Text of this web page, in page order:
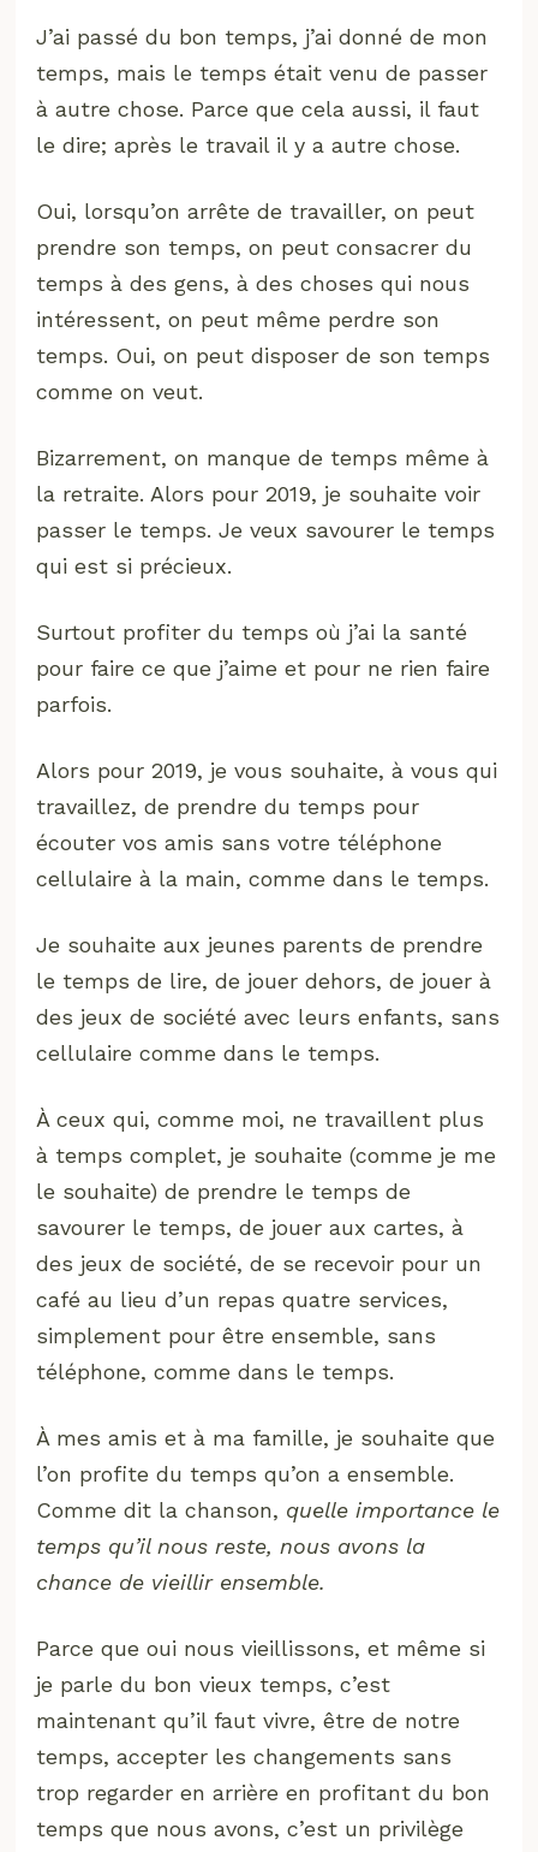
J’ai passé du bon temps, j’ai donné de mon
temps, mais le temps était venu de passer
à autre chose. Parce que cela aussi, il faut
le dire; après le travail il y a autre chose.
Oui, lorsqu’on arrête de travailler, on peut
prendre son temps, on peut consacrer du
temps à des gens, à des choses qui nous
intéressent, on peut même perdre son
temps. Oui, on peut disposer de son temps
comme on veut.
Bizarrement, on manque de temps même à
la retraite. Alors pour 2019, je souhaite voir
passer le temps. Je veux savourer le temps
qui est si précieux.
Surtout profiter du temps où j’ai la santé
pour faire ce que j’aime et pour ne rien faire
parfois.
Alors pour 2019, je vous souhaite, à vous qui
travaillez, de prendre du temps pour
écouter vos amis sans votre téléphone
cellulaire à la main, comme dans le temps.
Je souhaite aux jeunes parents de prendre
le temps de lire, de jouer dehors, de jouer à
des jeux de société avec leurs enfants, sans
cellulaire comme dans le temps.
À ceux qui, comme moi, ne travaillent plus
à temps complet, je souhaite (comme je me
le souhaite) de prendre le temps de
savourer le temps, de jouer aux cartes, à
des jeux de société, de se recevoir pour un
café au lieu d’un repas quatre services,
simplement pour être ensemble, sans
téléphone, comme dans le temps.
À mes amis et à ma famille, je souhaite que
l’on profite du temps qu’on a ensemble.
Comme dit la chanson, quelle importance le
temps qu’il nous reste, nous avons la
chance de vieillir ensemble.
Parce que oui nous vieillissons, et même si
je parle du bon vieux temps, c’est
maintenant qu’il faut vivre, être de notre
temps, accepter les changements sans
trop regarder en arrière en profitant du bon
temps que nous avons, c’est un privilège